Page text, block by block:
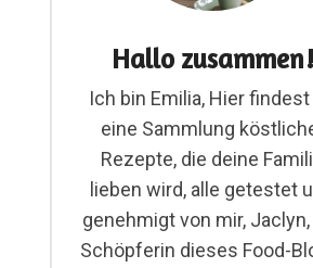
Hallo zusammen!
Ich bin Emilia, Hier findest
eine Sammlung
Rezepte, die deine
lieben wird, alle getestet
genehmigt von mir,
Schöpferin dieses Food-